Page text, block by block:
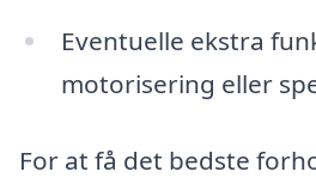
Eventuelle ekstra
motorisering eller
For at få det bedste